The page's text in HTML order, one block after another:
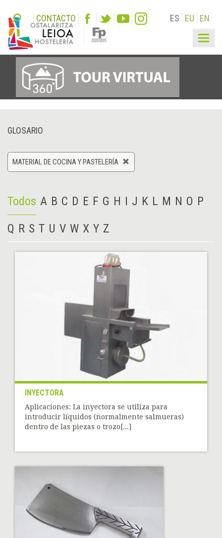
CONTACTO ES EU EN
GLOSARIO
MATERIAL DE COCINA Y PASTELERÍA
Todos A B C D E F G H I J K L M N O P
Q R S T U V W X Y Z
INYECTORA
Aplicaciones: La inyectora se utiliza para
introducir líquidos (normalmente salmueras)
dentro de las piezas o trozo[...]